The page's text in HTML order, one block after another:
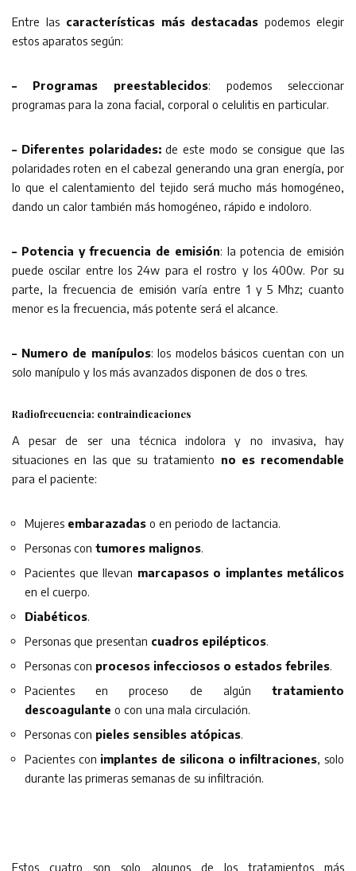
Entre las características más destacadas podemos elegir
estos aparatos según:
– Programas preestablecidos: podemos seleccionar
programas para la zona facial, corporal o celulitis en particular.
– Diferentes polaridades:de este modo se consigue que las
polaridades roten en el cabezal generando una gran energía, por
lo que el calentamiento del tejido será mucho más homogéneo,
dando un calor también más homogéneo, rápido e indoloro.
– Potencia y frecuencia de emisión: la potencia de emisión
puede oscilar entre los 24w para el rostro y los 400w. Por su
parte, la frecuencia de emisión varía entre 1 y 5 Mhz; cuanto
menor es la frecuencia, más potente será el alcance.
– Numero de manípulos: los modelos básicos cuentan con un
solo manípulo y los más avanzados disponen de dos o tres.
Radiofrecuencia: contraindicaciones
A pesar de ser una técnica indolora y no invasiva, hay
situaciones en las que su tratamiento no es recomendable
para el paciente:
Mujeres embarazadas o en periodo de lactancia.
Personas con tumores malignos.
Pacientes que llevan marcapasos o implantes metálicos
en el cuerpo.
Diabéticos.
Personas que presentan cuadros epilépticos.
Personas con procesos infecciosos o estados febriles.
Pacientes en proceso de algún tratamiento
descoagulante o con una mala circulación.
Personas con pieles sensibles atópicas.
Pacientes con implantes de silicona o infiltraciones, solo
durante las primeras semanas de su infiltración.
Estos cuatro son solo algunos de los tratamientos más